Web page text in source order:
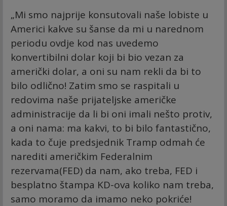
„Mi smo najprije konsutovali naše lobiste u
Americi kakve su šanse da mi u narednom
periodu ovdje kod nas uvedemo
konvertibilni dolar koji bi bio vezan za
američki dolar, a oni su nam rekli da bi to
bilo odlično! Zatim smo se raspitali u
redovima naše prijateljske američke
administracije da li bi oni imali nešto protiv,
a oni nama: ma kakvi, to bi bilo fantastično,
kada to čuje predsjednik Tramp odmah će
narediti američkim Federalnim
rezervama(FED) da nam, ako treba, FED i
besplatno štampa KD-ova koliko nam treba,
samo moramo da imamo neko pokriće!